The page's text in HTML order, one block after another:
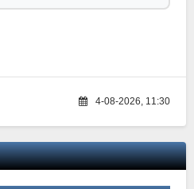
4-08-2026, 11:30